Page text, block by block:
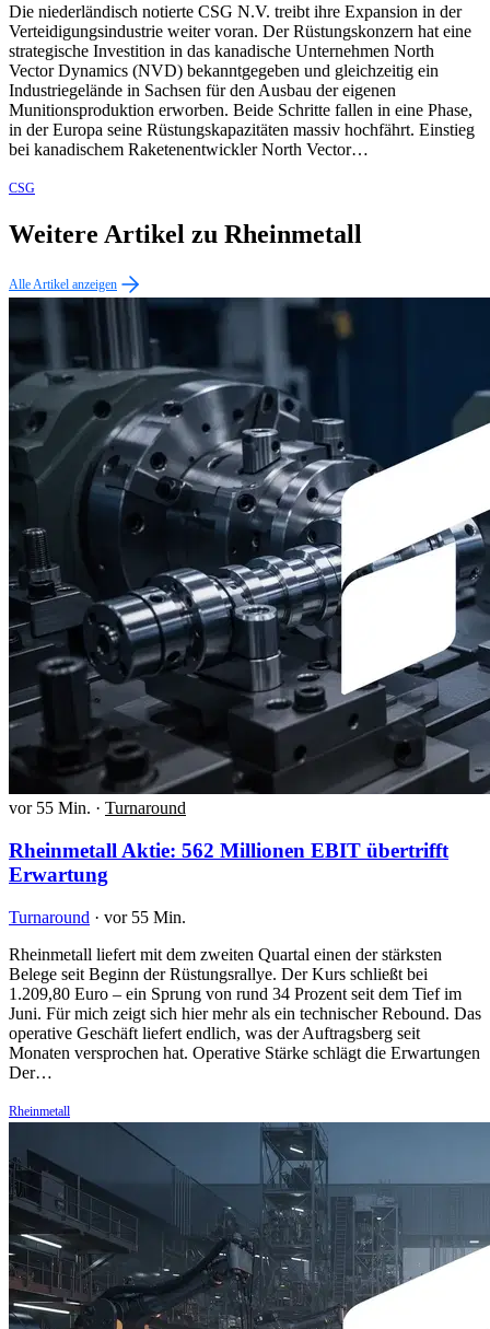
Die niederländisch notierte CSG N.V. treibt ihre Expansion in der
Verteidigungsindustrie weiter voran. Der Rüstungskonzern hat eine
strategische Investition in das kanadische Unternehmen North
Vector Dynamics (NVD) bekanntgegeben und gleichzeitig ein
Industriegelände in Sachsen für den Ausbau der eigenen
Munitionsproduktion erworben. Beide Schritte fallen in eine Phase,
in der Europa seine Rüstungskapazitäten massiv hochfährt. Einstieg
bei kanadischem Raketenentwickler North Vector…
CSG
Weitere Artikel zu Rheinmetall
Alle Artikel anzeigen
vor 55 Min. · Turnaround
Rheinmetall Aktie: 562 Millionen EBIT übertrifft
Erwartung
Turnaround · vor 55 Min.
Rheinmetall liefert mit dem zweiten Quartal einen der stärksten
Belege seit Beginn der Rüstungsrallye. Der Kurs schließt bei
1.209,80 Euro – ein Sprung von rund 34 Prozent seit dem Tief im
Juni. Für mich zeigt sich hier mehr als ein technischer Rebound. Das
operative Geschäft liefert endlich, was der Auftragsberg seit
Monaten versprochen hat. Operative Stärke schlägt die Erwartungen
Der…
Rheinmetall